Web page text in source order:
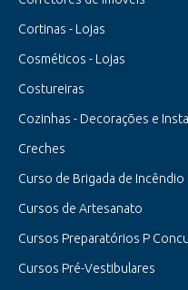
Cortinas - Lojas
Cosméticos - Lojas
Costureiras
Cozinhas - Decorações e
Creches
Curso de Brigada de
Cursos de Artesanato
Cursos Preparatórios P
Cursos Pré-Vestibulares